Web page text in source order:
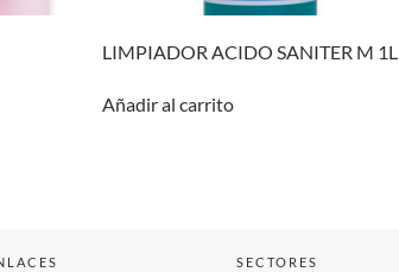
LIMPIADOR ACIDO SANITER M 1L
Añadir al carrito
SECTORES